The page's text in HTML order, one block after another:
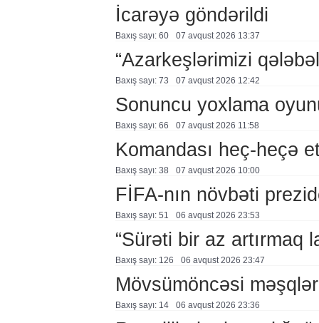
İcarəyə göndərildi
Baxış sayı: 60 07 avqust 2026 13:37
“Azarkeşlərimizi
Baxış sayı: 73 07 avqust 2026 12:42
Sonuncu yoxlama
Baxış sayı: 66 07 avqust 2026 11:58
Komandası heç-heçə
Baxış sayı: 38 07 avqust 2026 10:00
FİFA-nın növbəti
Baxış sayı: 51 06 avqust 2026 23:53
“Sürəti bir az artırmaq
Baxış sayı: 126 06 avqust 2026 23:47
Mövsümöncəsi
Baxış sayı: 14 06 avqust 2026 23:36